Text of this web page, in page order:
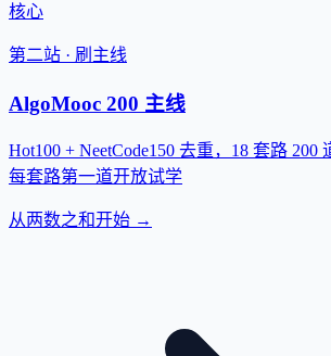
核心
第二站 · 刷主线
AlgoMooc 200 主线
Hot100 + NeetCode150 去重，18 套路 200
每套路第一道开放试学
从两数之和开始 →